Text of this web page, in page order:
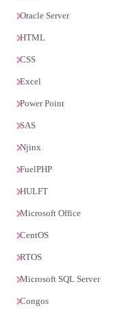
Oracle Server
HTML
CSS
Excel
Power Point
SAS
Njinx
FuelPHP
HULFT
Microsoft Office
CentOS
RTOS
Microsoft SQL Server
Congos